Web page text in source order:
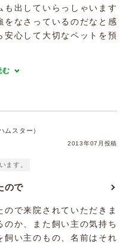
出していらっしゃいます
をなさっているのだなと感
安心して大切なペットを預
む
ムスター）
2013年07月投稿
ます。
ので
で来院されていただきま
のか、また飼い主の気持ち
飼い主のもの、名前はそれ